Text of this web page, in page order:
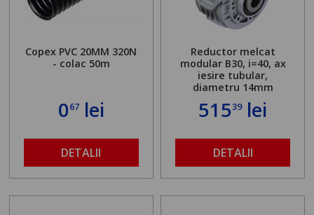
Copex PVC 20MM 320N
- colac 50m
067lei
DETALII
Reductor melcat
modular B30, i=40, ax
iesire tubular,
diametru 14mm
51539lei
DETALII